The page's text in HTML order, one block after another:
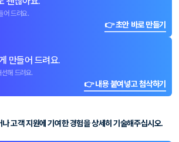
어 드려요.
👉 초안 바로 만들기
만들어 드려요.
해 드려요.
👉 내용 붙여넣고 첨삭하기
고객 지원에 기여한 경험을 상세히 기술해주십시오.